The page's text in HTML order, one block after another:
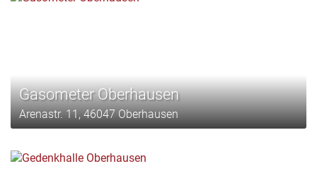
Gasometer Oberhausen
Arenastr. 11, 46047 Oberhausen